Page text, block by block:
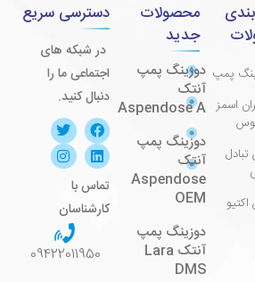
پمپ
اسمز
تبادل
اکتیو
محصولات
جدید
دوزینگ پمپ
آنتک
Aspendose A
دوزینگ پمپ
آنتک
Aspendose
OEM
دوزینگ پمپ
آنتک Lara
DMS
دسترسی سریع
در شبکه های
اجتماعی ما را
دنبال کنید.
تماس با
کارشناسان
09422011950